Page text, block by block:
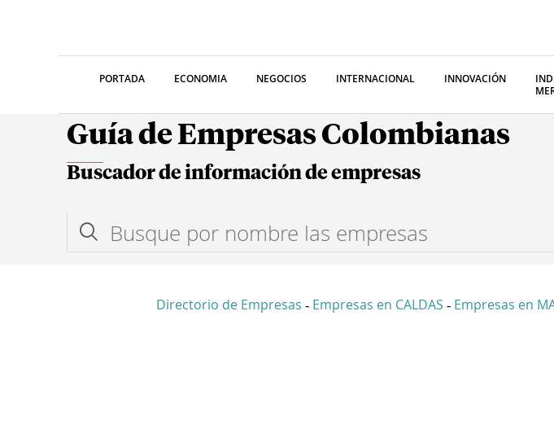
PORTADA ECONOMIA NEGOCIOS INTERNACIONAL INNOVACIÓN
Guía de Empresas Colombianas
Buscador de información de empresas
Directorio de Empresas - Empresas en CALDAS - Empresas en